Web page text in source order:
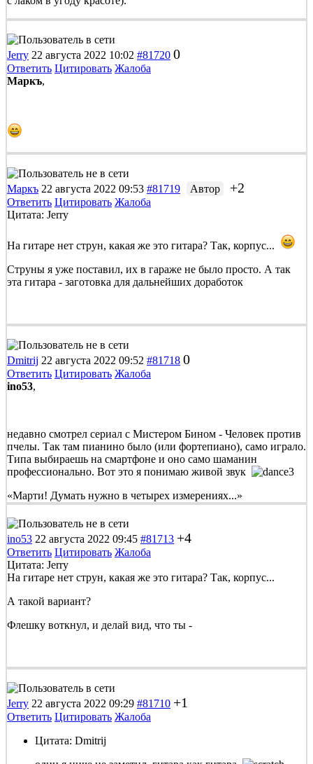
Jerry 22 августа 2022 10:02 #81720 0
Ответить Цитировать Жалоба
Маркъ,
Маркъ 22 августа 2022 09:53 #81719 Автор +2
Ответить Цитировать Жалоба
Цитата: Jerry
На гитаре нет струн, какая же это гитара? Так, корпус...
Струны я уже поставил, их в гараже не было просто. А так
эта гитара - заготовка для дальнейших доработок
Dmitrij 22 августа 2022 09:52 #81718 0
Ответить Цитировать Жалоба
ino53,
недавно смотрел сериал с Мистером Бином - Человек против
пчелы. Так там пианино было (или фортепиано), само играло.
Типа выбираешь на смартфоне и оно само шаманин
профессионально. Вот это я понимаю живой звук
«Марти! Думать нужно в четырех измерениях...»
ino53 22 августа 2022 09:45 #81713 +4
Ответить Цитировать Жалоба
Цитата: Jerry
На гитаре нет струн, какая же это гитара? Так, корпус...
А такой вариант?
Флешку воткнул, и делай вид, что ты -
Jerry 22 августа 2022 09:29 #81710 +1
Ответить Цитировать Жалоба
Цитата: Dmitrij